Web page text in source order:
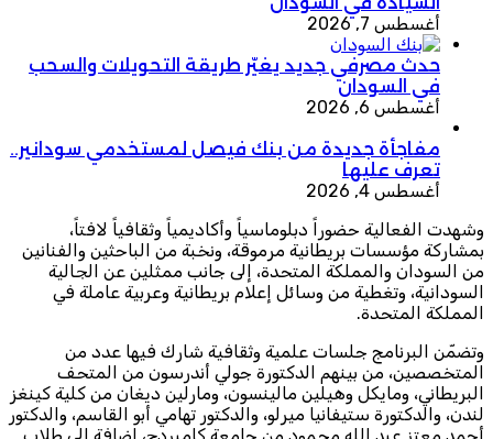
أغسطس 7, 2026
حدث مصرفي جديد يغيّر طريقة التحويلات والسحب
في السودان
أغسطس 6, 2026
مفاجأة جديدة من بنك فيصل لمستخدمي سودانير..
تعرف عليها
أغسطس 4, 2026
وشهدت الفعالية حضوراً دبلوماسياً وأكاديمياً وثقافياً لافتاً،
بمشاركة مؤسسات بريطانية مرموقة، ونخبة من الباحثين والفنانين
من السودان والمملكة المتحدة، إلى جانب ممثلين عن الجالية
السودانية، وتغطية من وسائل إعلام بريطانية وعربية عاملة في
المملكة المتحدة.
وتضمّن البرنامج جلسات علمية وثقافية شارك فيها عدد من
المتخصصين، من بينهم الدكتورة جولي أندرسون من المتحف
البريطاني، ومايكل وهيلين مالينسون، ومارلين ديغان من كلية كينغز
لندن، والدكتورة ستيفانيا ميرلو، والدكتور تهامي أبو القاسم، والدكتور